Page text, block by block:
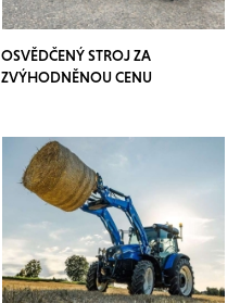
OSVĚDČENÝ STROJ ZA
ZVÝHODNĚNOU CENU